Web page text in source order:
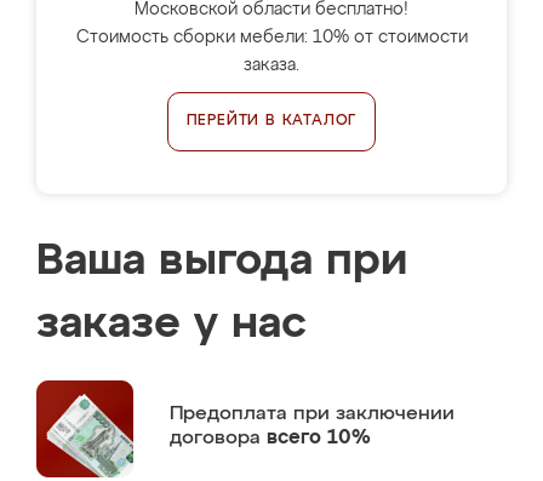
Московской области бесплатно!
Стоимость сборки мебели: 10% от стоимости
заказа.
ПЕРЕЙТИ В КАТАЛОГ
Ваша выгода при
заказе у нас
Предоплата при заключении
договора всего 10%